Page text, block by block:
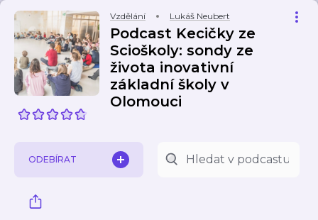
Vzdělání Lukáš Neubert
Podcast Kecičky ze
Scioškoly: sondy ze
života inovativní
základní školy v
Olomouci
ODEBÍRAT